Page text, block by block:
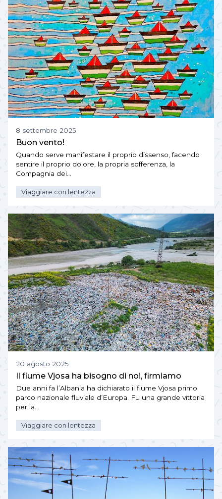
8 settembre 2025
Buon vento!
Quando serve manifestare il proprio dissenso, facendo
sentire il proprio dolore, la propria sofferenza, la
Compagnia dei…
Viaggiare con lentezza
20 agosto 2025
Il fiume Vjosa ha bisogno di noi, firmiamo
Due anni fa l’Albania ha dichiarato il fiume Vjosa primo
parco nazionale fluviale d’Europa. Fu una grande vittoria
per la…
Viaggiare con lentezza